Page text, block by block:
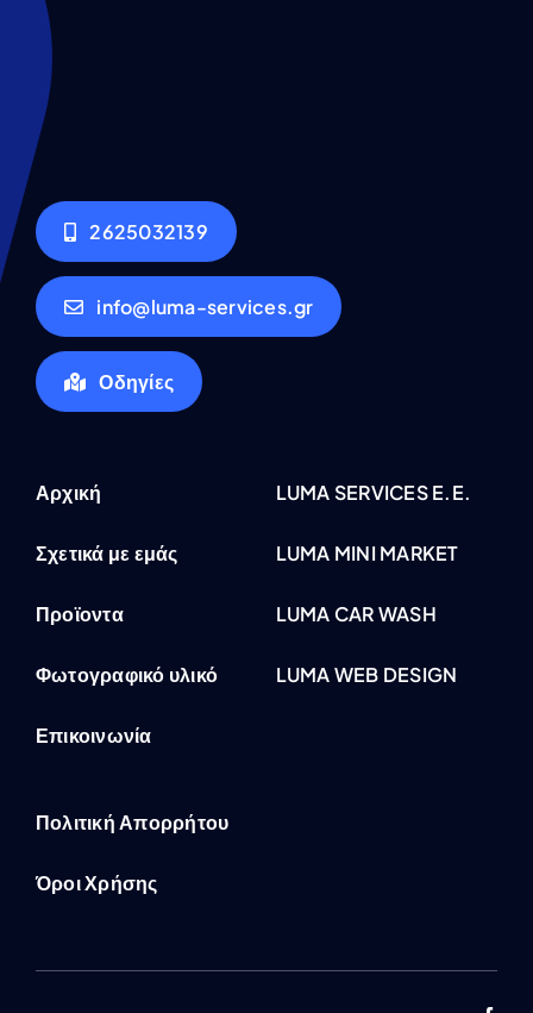
2625032139
info@luma-services.gr
Οδηγίες
Αρχική
Σχετικά με εμάς
Προϊοντα
Φωτογραφικό υλικό
Επικοινωνία
LUMA SERVICES E.E.
LUMA MINI MARKET
LUMA CAR WASH
LUMA WEB DESIGN
Πολιτική Απορρήτου
Όροι Χρήσης